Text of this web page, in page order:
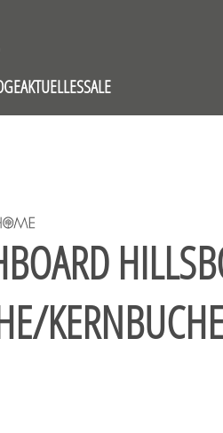
AKTUELLESSALE